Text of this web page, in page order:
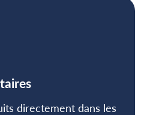
directement dans les